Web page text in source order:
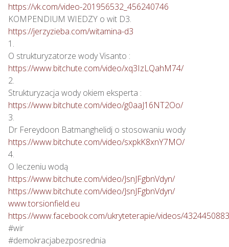
https://vk.com/video-201956532_456240746
https://jerzyzieba.com/witamina-d3
1.
https://www.bitchute.com/video/xq3IzLQahM74/
2.
https://www.bitchute.com/video/g0aaJ16NT2Oo/
3.
https://www.bitchute.com/video/sxpkK8xnY7MO/
4.
https://www.bitchute.com/video/JsnJFgbnVdyn/
https://www.bitchute.com/video/JsnJFgbnVdyn/
www.torsionfield.eu
https://www.facebook.com/ukryteterapie/videos/
#wir
#demokracjabezposrednia